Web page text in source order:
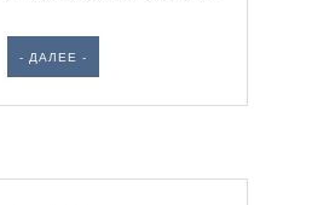
- ДАЛЕЕ -